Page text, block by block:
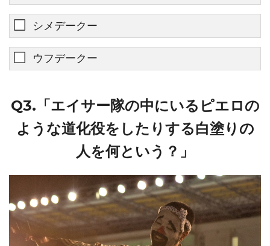
シメデークー
ウフデークー
Q3.「エイサー隊の中にいるピエロの
ような道化役をしたりする白塗りの
人を何という？」